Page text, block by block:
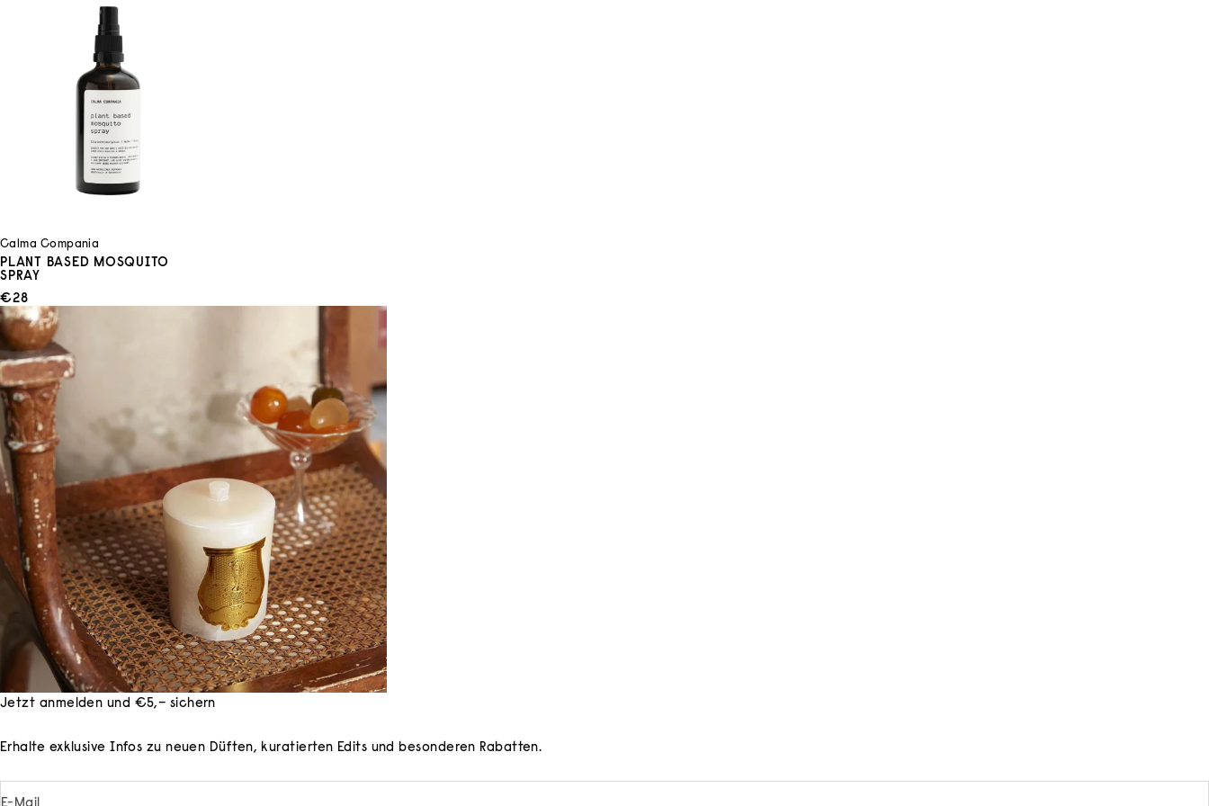
Calma Compania
PLANT BASED MOSQUITO
SPRAY
ANGEBOT
€28
Jetzt anmelden und €5,– sichern
Erhalte exklusive Infos zu neuen Düften, kuratierten Edits und besonderen Rabatten.